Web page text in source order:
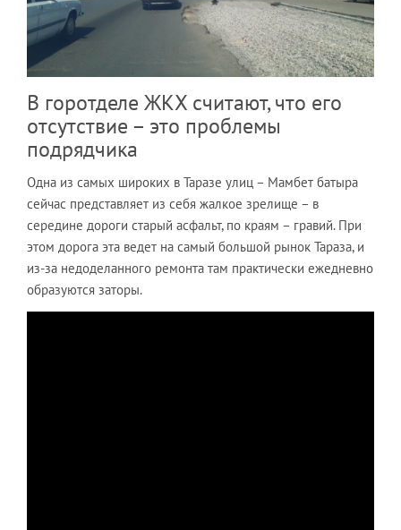
В горотделе ЖКХ считают, что его
отсутствие – это проблемы
подрядчика
Одна из самых широких в Таразе улиц – Мамбет батыра
сейчас представляет из себя жалкое зрелище – в
середине дороги старый асфальт, по краям – гравий. При
этом дорога эта ведет на самый большой рынок Тараза, и
из-за недоделанного ремонта там практически ежедневно
образуются заторы.